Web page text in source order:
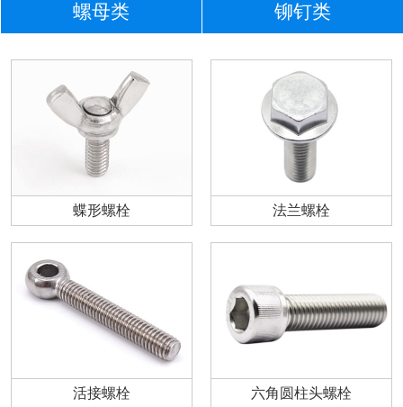
螺母类 铆钉类
蝶形螺栓 法兰螺栓
活接螺栓 六角圆柱头螺栓